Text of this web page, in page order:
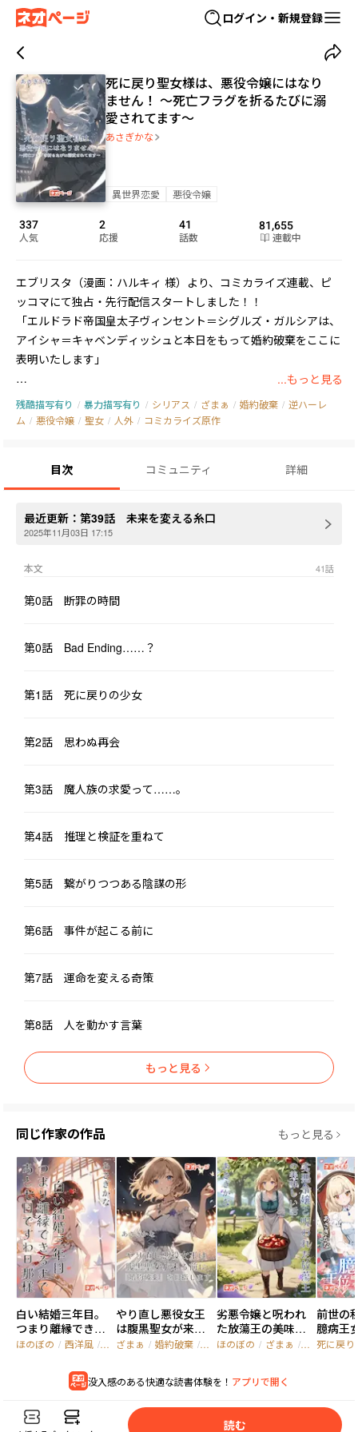
ログイン・新規登録
死に戻り聖女様は、悪役令嬢にはなり
ません！ 〜死亡フラグを折るたびに溺
愛されてます〜
あさぎかな
異世界恋愛 悪役令嬢
337
人気
2
応援
41
話数
81,655
連載中
エブリスタ（漫画：ハルキィ 様）より、コミカライズ連載、ピ
ッコマにて独占・先行配信スタートしました！！
「エルドラド帝国皇太子ヴィンセント＝シグルズ・ガルシアは、
アイシャ＝キャベンディッシュと本日をもって婚約破棄をここに
表明いたします」
主人公アイシャは帝国皇太子からの悪女と罵られ、婚約破棄。
そして貴族から平民へ。
抗おうとするも、味方は誰もおらず処刑されて死んだ。
死んだはずのアイシャは、運命の分かれ道となる十二歳にまで
戻っていた。
処刑の未来をなんとしても阻止しようと動く。
ハルトに気にられ、師として尊敬していた教皇にも求婚を迫られ
を果たし、熱烈なアプローチにアイシャは翻弄されてしまう。
...もっと見る
残酷描写有り / 暴力描写有り / シリアス / ざまぁ / 婚約破棄 / 逆ハーレ
ム / 悪役令嬢 / 聖女 / 人外 / コミカライズ原作
目次 コミュニティ 詳細
最近更新： 第39話 未来を変える糸口
2025年11月03日 17:15
本文 41話
第0話 断罪の時間
第0話 Bad Ending……？
第1話 死に戻りの少女
第2話 思わぬ再会
第3話 魔人族の求愛って……。
第4話 推理と検証を重ねて
第5話 繋がりつつある陰謀の形
第6話 事件が起こる前に
第7話 運命を変える奇策
第8話 人を動かす言葉
もっと見る
同じ作家の作品 もっと見る
白い結婚三年目。
つまり離縁できる
まで、あと七日です
ほのぼの / 西洋風 / 転生
やり直し悪役女王
は腹黒聖女が来る
前に『婚約破棄』
ざまぁ / 婚約破棄 / 逆ハーレム
劣悪令嬢と呪われ
た放蕩王の美味し
い話 ～温室でお茶
神獣を拾ってのん
ほのぼの / ざまぁ / グルメ
前世の
臆病王
継承生
死に戻り
没入感のある快適な読書体験を！ アプリで開く
読む